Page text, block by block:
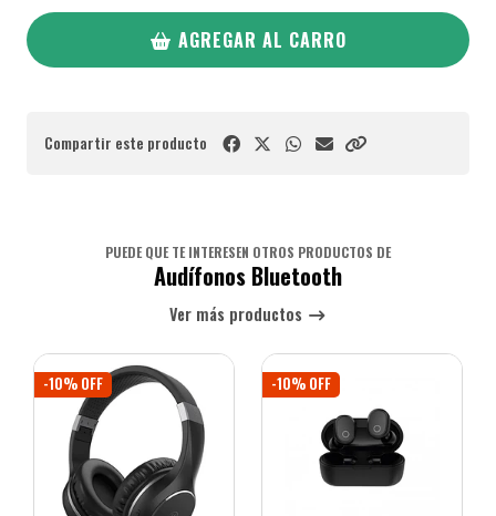
AGREGAR AL CARRO
Compartir este producto
PUEDE QUE TE INTERESEN OTROS PRODUCTOS DE
Audífonos Bluetooth
Ver más productos
-10% OFF -10% OFF